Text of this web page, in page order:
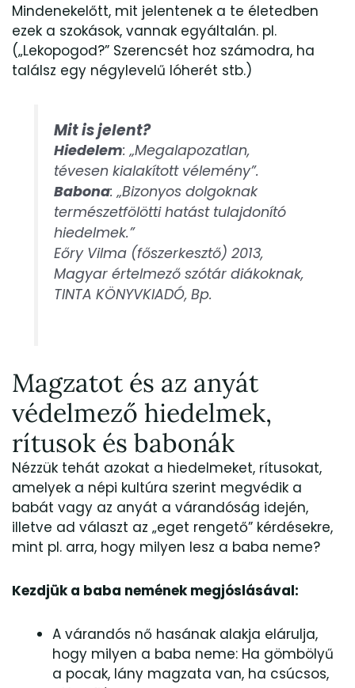
Mindenekelőtt, mit jelentenek a te életedben
ezek a szokások, vannak egyáltalán. pl.
(„Lekopogod?” Szerencsét hoz számodra, ha
találsz egy négylevelű lóherét stb.)
Mit is jelent?
Hiedelem: „Megalapozatlan,
tévesen kialakított vélemény”.
Babona: „Bizonyos dolgoknak
természetfölötti hatást tulajdonító
hiedelmek.”
Eőry Vilma (főszerkesztő) 2013,
Magyar értelmező szótár diákoknak,
TINTA KÖNYVKIADÓ, Bp.
Magzatot és az anyát
védelmező hiedelmek,
rítusok és babonák
Nézzük tehát azokat a hiedelmeket, rítusokat,
amelyek a népi kultúra szerint megvédik a
babát vagy az anyát a várandóság idején,
illetve ad választ az „eget rengető” kérdésekre,
mint pl. arra, hogy milyen lesz a baba neme?
Kezdjük a baba nemének megjóslásával:
A várandós nő hasának alakja elárulja,
hogy milyen a baba neme: Ha gömbölyű
a pocak, lány magzata van, ha csúcsos,